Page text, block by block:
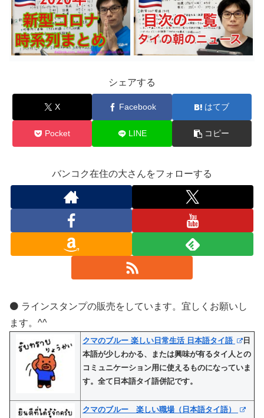
シェアする
X Facebook はてブ
Pocket LINE コピー
バンコク在住の大さんをフォローする
⚫️ ラインスタンプの販売をしています。宜しくお願いし
ます。^^
クマのブルー 楽しい日常生活 日本語タイ語
日
本語が少しわかる、または興味が有るタイ人との
コミュニケーション用に使えるものになっていま
す。全て日本語タイ語併記です。
クマのブルー 楽しい職場（日本語タイ語）